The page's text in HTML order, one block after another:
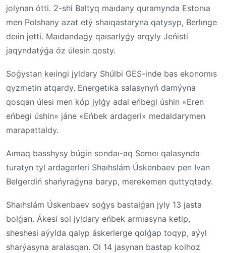
jolynan ótti. 2-shi Baltyq maıdany quramynda Estonıa
men Polshany azat etý shaıqastaryna qatysyp, Berlınge
deıin jetti. Maıdandaǵy qaısarlyǵy arqyly Jeńisti
jaqyndatýǵa óz úlesin qosty.
Soǵystan keıingi jyldary Shúlbi GES-inde bas ekonomıs
qyzmetin atqardy. Energetıka salasynyń damýyna
qosqan úlesi men kóp jylǵy adal eńbegi úshin «Eren
eńbegi úshin» jáne «Eńbek ardageri» medaldarymen
marapattaldy.
Aımaq basshysy búgin sondaı-aq Semeı qalasynda
turatyn tyl ardagerleri Shaıhslám Úskenbaev pen Ivan
Belgerdiń shańyraǵyna baryp, merekemen quttyqtady.
Shaıhslám Úskenbaev soǵys bastalǵan jyly 13 jasta
bolǵan. Ákesi sol jyldary eńbek armıasyna ketip,
sheshesi aýylda qalyp áskerlerge qolǵap toqyp, aýyl
sharýasyna aralasqan. Ol 14 jasynan bastap kolhoz